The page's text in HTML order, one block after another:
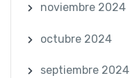
noviembre 2024
octubre 2024
septiembre 2024